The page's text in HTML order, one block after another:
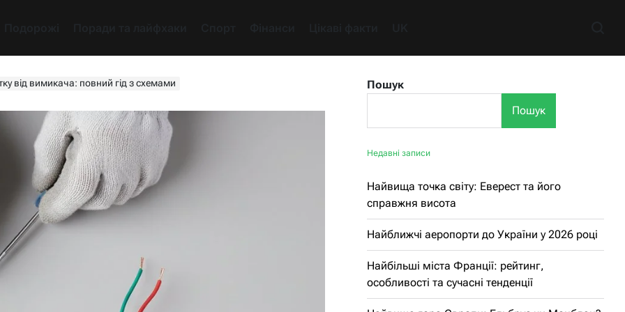
від вимикача: повний гід з схемами
Пошук
Пошук
Недавні записи
Найвища точка світу: Еверест та його
справжня висота
Найближчі аеропорти до України у 2026 році
Найбільші міста Франції: рейтинг,
особливості та сучасні тенденції